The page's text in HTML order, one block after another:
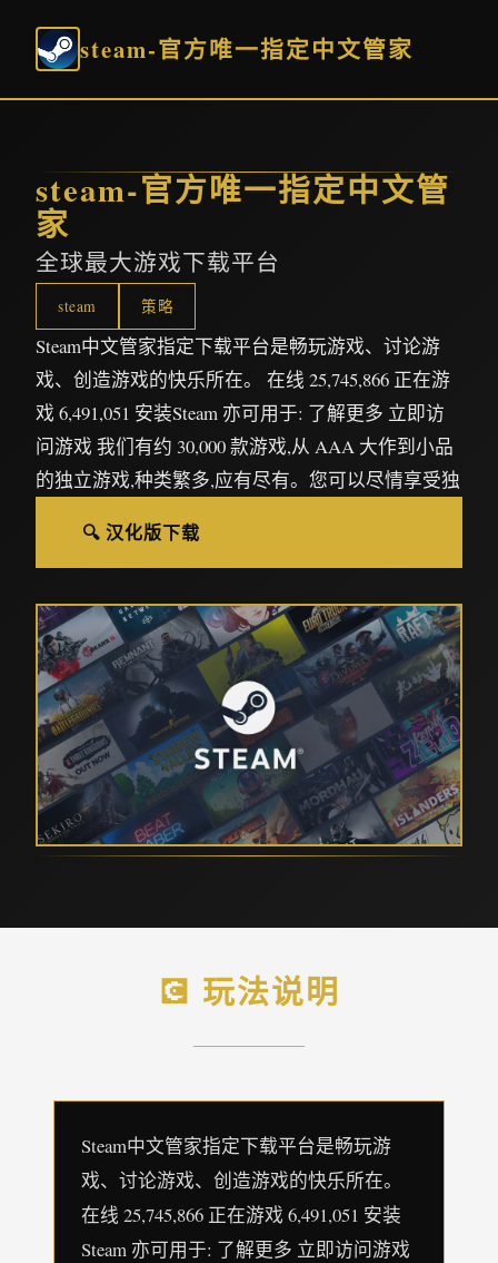
steam-官方唯一指定中文管家
steam-官方唯一指定中文管
家
全球最大游戏下载平台
steam 策略
Steam中文管家指定下载平台是畅玩游戏、讨论游
戏、创造游戏的快乐所在。 在线 25,745,866 正在游
戏 6,491,051 安装Steam 亦可用于: 了解更多 立即访
问游戏 我们有约 30,000 款游戏,从 AAA 大作到小品
的独立游戏,种类繁多,应有尽有。您可以尽情享受独
🔍 汉化版下载
💽 玩法说明
Steam中文管家指定下载平台是畅玩游
戏、讨论游戏、创造游戏的快乐所在。
在线 25,745,866 正在游戏 6,491,051 安装
Steam 亦可用于: 了解更多 立即访问游戏